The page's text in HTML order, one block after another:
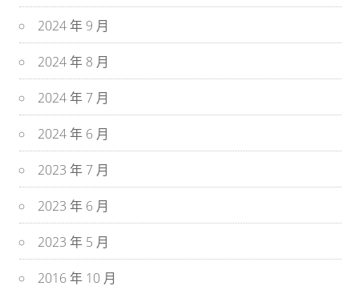
2024 年 9 月
2024 年 8 月
2024 年 7 月
2024 年 6 月
2023 年 7 月
2023 年 6 月
2023 年 5 月
2016 年 10 月